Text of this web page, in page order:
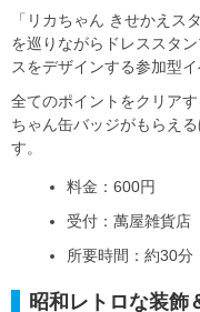
「リカちゃん きせかえス
を巡りながらドレススタ
スをデザインする参加型イ
全てのポイントをクリア
ちゃん缶バッジがもらえ
す。
料金：600円
受付：萬屋雑貨店
所要時間：約30分
昭和レトロな装飾